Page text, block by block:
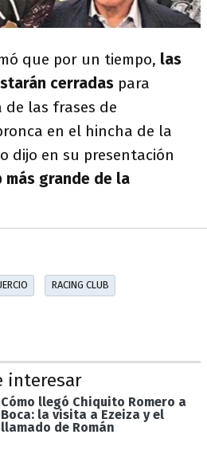
que por un tiempo, las
cerradas para
de las frases de
en el hincha de la
dijo en su presentación
más grande de la
RACING CLUB
interesar
Cómo llegó Chiquito Romero a
Boca: la visita a Ezeiza y el
llamado de Román